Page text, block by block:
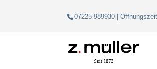
springen
springen
07225 989930 |